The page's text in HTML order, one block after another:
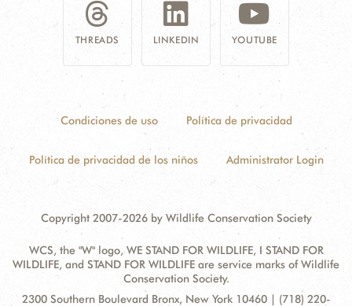
THREADS LINKEDIN YOUTUBE
Condiciones de uso Política de privacidad
Política de privacidad de los niños Administrator Login
Copyright 2007-2026 by Wildlife Conservation Society
WCS, the "W" logo, WE STAND FOR WILDLIFE, I STAND FOR
WILDLIFE, and STAND FOR WILDLIFE are service marks of Wildlife
Conservation Society.
Contact
Address:
2300 Southern Boulevard Bronx, New York 10460 | (718) 220-